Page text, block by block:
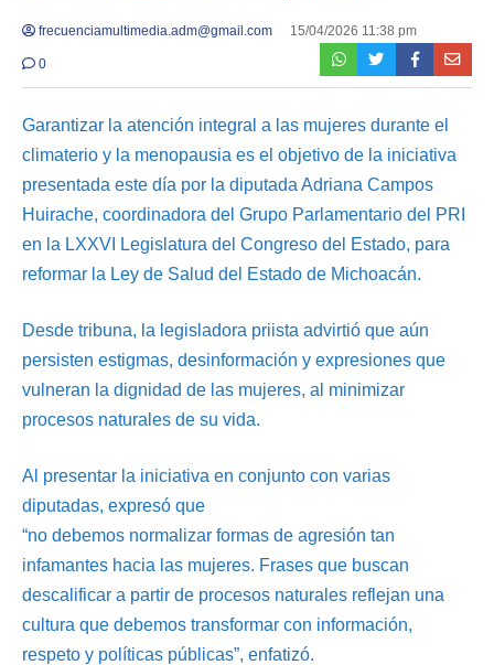
frecuenciamultimedia.adm@gmail.com 15/04/2026 11:38 pm
0
Garantizar la atención integral a las mujeres durante el
climaterio y la menopausia es el objetivo de la iniciativa
presentada este día por la diputada Adriana Campos
Huirache, coordinadora del Grupo Parlamentario del PRI
en la LXXVI Legislatura del Congreso del Estado, para
reformar la Ley de Salud del Estado de Michoacán.
Desde tribuna, la legisladora priista advirtió que aún
persisten estigmas, desinformación y expresiones que
vulneran la dignidad de las mujeres, al minimizar
procesos naturales de su vida.
Al presentar la iniciativa en conjunto con varias
diputadas, expresó que
“no debemos normalizar formas de agresión tan
infamantes hacia las mujeres. Frases que buscan
descalificar a partir de procesos naturales reflejan una
cultura que debemos transformar con información,
respeto y políticas públicas”, enfatizó.